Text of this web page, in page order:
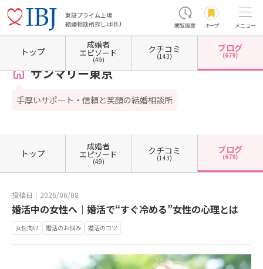
東証プライム上場
結婚相談所探しはIBJ
閲覧履歴 キープ メニュー
ホーム 東京都の結婚相談所 東京都港区 東京都港区南青山 サンマリー東京 カウン
サンマリー東京
手厚いサポート・信頼と笑顔の結婚相談所
トップ
成婚者
エピソード
(49)
クチコミ
(143)
ブログ
(679)
トップ
成婚者
エピソード
(49)
クチコミ
(143)
ブログ
(679)
投稿日：2026/06/08
婚活中の女性へ｜婚活で“すぐ冷める”女性の心理とは
女性向け 婚活のお悩み 婚活のコツ